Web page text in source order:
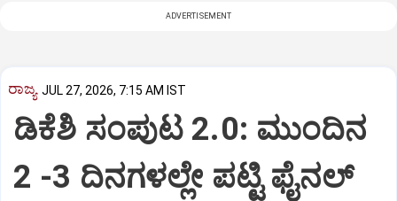
ADVERTISEMENT
ರಾಜ್ಯ JUL 27, 2026, 7:15 AM IST
ಡಿಕೆಶಿ ಸಂಪುಟ 2.0: ಮುಂದಿನ
2 -3 ದಿನಗಳಲ್ಲೇ ಪಟ್ಟಿ ಫೈನಲ್‌